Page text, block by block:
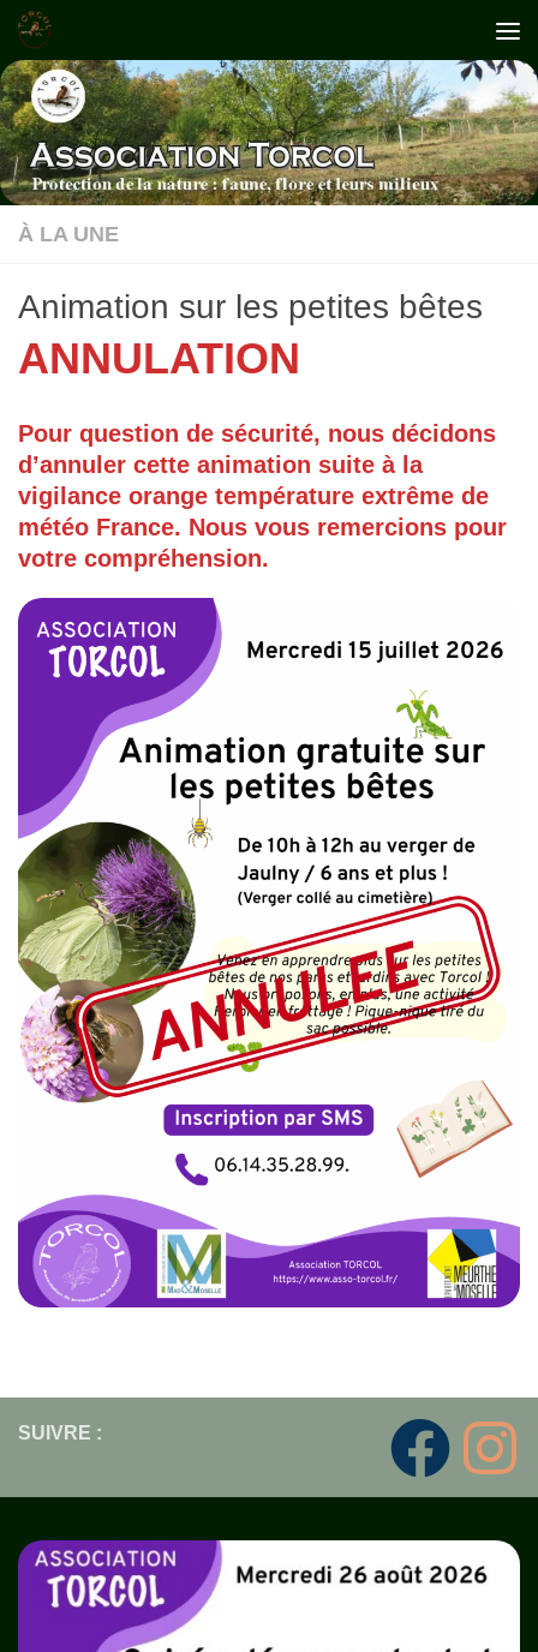
Skip to content
À LA UNE
Animation sur les petites bêtes
ANNULATION
Pour question de sécurité, nous décidons
d’annuler cette animation suite à la
vigilance orange température extrême de
météo France. Nous vous remercions pour
votre compréhension.
SUIVRE :